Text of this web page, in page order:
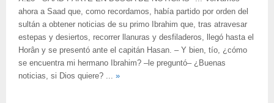
ahora a Saad que, como recordamos, había partido por orden del
sultán a obtener noticias de su primo Ibrahim que, tras atravesar
estepas y desiertos, recorrer llanuras y desfiladeros, llegó hasta el
Horân y se presentó ante el capitán Hasan. ‒ Y bien, tío, ¿cómo
se encuentra mi hermano Ibrahim? ‒le preguntó‒ ¿Buenas
noticias, si Dios quiere? ... »